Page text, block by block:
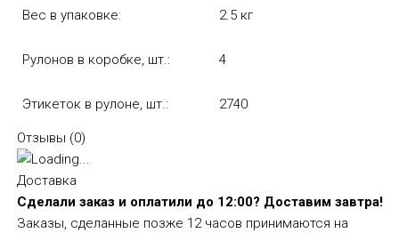
Вес в упаковке: 2.5 кг
Рулонов в коробке, шт.: 4
Этикеток в рулоне, шт.: 2740
Отзывы (0)
Доставка
Сделали заказ и оплатили до 12:00? Доставим завтра!
Заказы, сделанные позже 12 часов принимаются на